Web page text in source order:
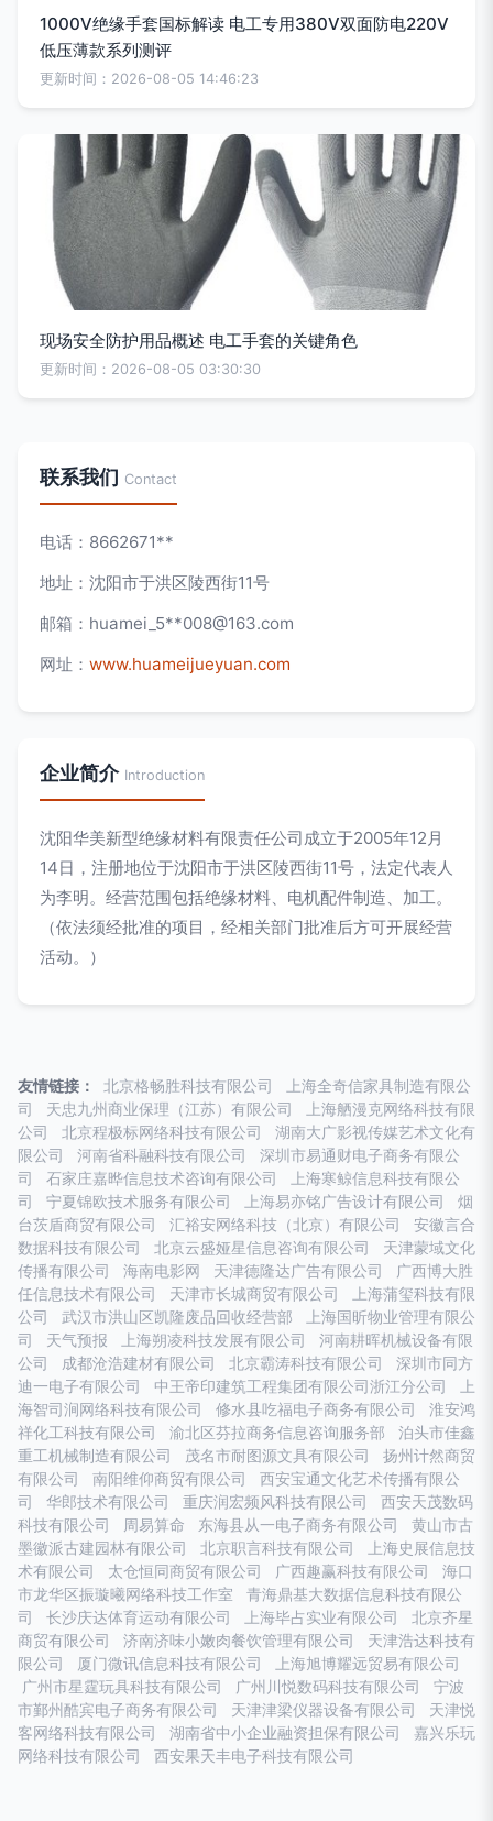
1000V绝缘手套国标解读 电工专用380V双面防电220V
低压薄款系列测评
更新时间：2026-08-05 14:46:23
现场安全防护用品概述 电工手套的关键角色
更新时间：2026-08-05 03:30:30
联系我们 Contact
电话：8662671**
地址：沈阳市于洪区陵西街11号
邮箱：huamei_5**008@163.com
网址： www.huameijueyuan.com
企业简介 Introduction
沈阳华美新型绝缘材料有限责任公司成立于2005年12月
14日，注册地位于沈阳市于洪区陵西街11号，法定代表人
为李明。经营范围包括绝缘材料、电机配件制造、加工。
（依法须经批准的项目，经相关部门批准后方可开展经营
活动。）
友情链接： 北京格畅胜科技有限公司
上海全奇信家具制造有限公
司
天忠九州商业保理（江苏）有限公司
上海舾漫克网络科技有限
公司
北京程极标网络科技有限公司
湖南大广影视传媒艺术文化有
限公司
河南省科融科技有限公司
深圳市易通财电子商务有限公
司
石家庄嘉晔信息技术咨询有限公司
上海寒鲸信息科技有限公
司
宁夏锦欧技术服务有限公司 上海易亦铭广告设计有限公司
烟
台茨盾商贸有限公司
汇裕安网络科技（北京）有限公司
安徽言合
数据科技有限公司
北京云盛娅星信息咨询有限公司
天津蒙域文化
传播有限公司
海南电影网 天津德隆达广告有限公司
广西博大胜
任信息技术有限公司
天津市长城商贸有限公司
上海蒲玺科技有限
公司
武汉市洪山区凯隆废品回收经营部
上海国昕物业管理有限公
司
天气预报 上海朔凌科技发展有限公司
河南耕晖机械设备有限
公司
成都沧浩建材有限公司 北京霸涛科技有限公司
深圳市同方
迪一电子有限公司
中王帝印建筑工程集团有限公司浙江分公司
上
海智司涧网络科技有限公司
修水县吃福电子商务有限公司
淮安鸿
祥化工科技有限公司
渝北区芬拉商务信息咨询服务部
泊头市佳鑫
重工机械制造有限公司
茂名市耐图源文具有限公司
扬州计然商贸
有限公司
南阳维仰商贸有限公司
西安宝通文化艺术传播有限公
司
华郎技术有限公司 重庆润宏频风科技有限公司
西安天茂数码
科技有限公司
周易算命 东海县从一电子商务有限公司
黄山市古
墨徽派古建园林有限公司
北京职言科技有限公司
上海史展信息技
术有限公司
太仓恒同商贸有限公司 广西趣赢科技有限公司
海口
市龙华区振璇曦网络科技工作室
青海鼎基大数据信息科技有限公
司
长沙庆达体育运动有限公司 上海毕占实业有限公司
北京齐星
商贸有限公司
济南济味小嫩肉餐饮管理有限公司
天津浩达科技有
限公司
厦门微讯信息科技有限公司
上海旭博耀远贸易有限公司
广州市星霆玩具科技有限公司
广州川悦数码科技有限公司
宁波
市鄞州酷宾电子商务有限公司
天津津梁仪器设备有限公司
天津悦
客网络科技有限公司
湖南省中小企业融资担保有限公司
嘉兴乐玩
网络科技有限公司
西安果天丰电子科技有限公司